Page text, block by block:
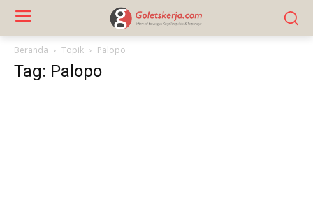
Beranda Topik Palopo
Tag: Palopo